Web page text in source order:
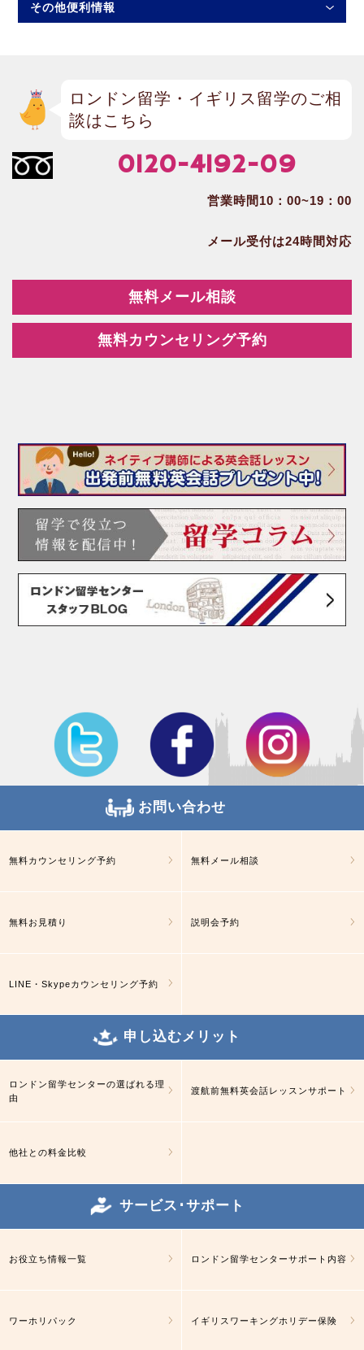
その他便利情報
ロンドン留学・イギリス留学のご相
談はこちら
0120-4192-09
営業時間10：00~19：00
メール受付は24時間対応
無料メール相談
無料カウンセリング予約
お問い合わせ
無料カウンセリング予約 無料メール相談
無料お見積り 説明会予約
LINE・Skypeカウンセリング予約
申し込むメリット
ロンドン留学センターの選ばれる理
由
渡航前無料英会話レッスンサポート
他社との料金比較
サービス･サポート
お役立ち情報一覧 ロンドン留学センターサポート内容
ワーホリパック イギリスワーキングホリデー保険